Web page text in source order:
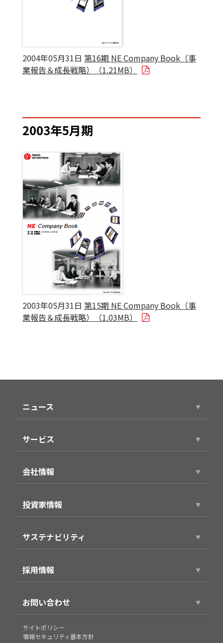
2004年05月31日 第16期 NE Company Book（事
業報告＆成長戦略）（1.21MB）
2003年5月期
2003年05月31日 第15期 NE Company Book（事
業報告＆成長戦略）（1.03MB）
ニュース
サービス
スマホアプリ（個人向け）
製品・サービス（法人向け）
事例紹介
会社情報
代表ごあいさつ
役員プロフィール
企業理念・パーパス
会社概要
沿革
グループ
投資家情報
経営方針
財務業績情報
株式情報
IRライブラリ
個人投資家の皆様へ
IRカレンダー
サステナビリティ
環境
社会
企業統治
採用情報
新卒採用
キャリア採用
お問い合わせ
お問い合わせ
サイトポリシー
情報セキュリティ基本方針